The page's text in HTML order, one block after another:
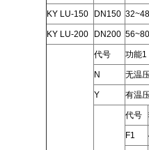
KY LU-150 DN150
KY LU-200 DN200
代号 功能1
N 无温
Y 有温
代号
F1